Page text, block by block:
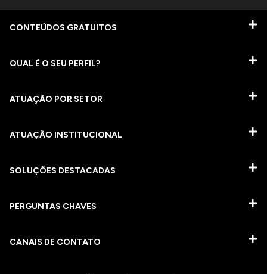
CONTEÚDOS GRATUITOS
QUAL É O SEU PERFIL?
ATUAÇÃO POR SETOR
ATUAÇÃO INSTITUCIONAL
SOLUÇÕES DESTACADAS
PERGUNTAS CHAVES​
CANAIS DE CONTATO